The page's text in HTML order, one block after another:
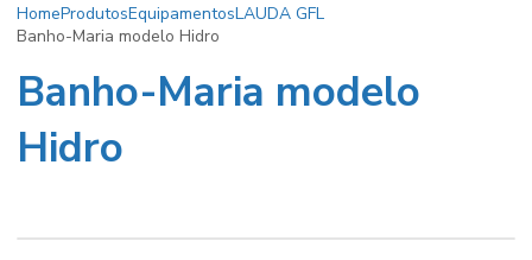
HomeProdutosEquipamentosLAUDA GFL
Banho-Maria modelo Hidro
Banho-Maria modelo
Hidro